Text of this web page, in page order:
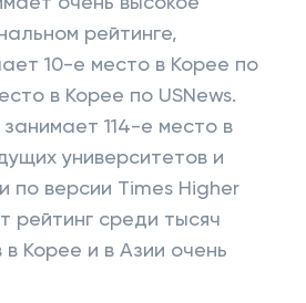
рейтинге,
10-е место в Корее по
в Корее по USNews.
114-е место в
университетов и
по версии Times Higher
рейтинг среди тысяч
в Корее и в Азии очень